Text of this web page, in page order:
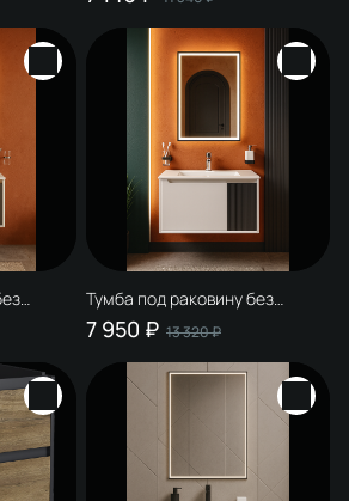
Мурманск 60 подвесная,
Тумба под раковину без
столешницы STWORKI
Мурманск 80 подвесная,
белая, антрацит
7 950 ₽ 13 320 ₽